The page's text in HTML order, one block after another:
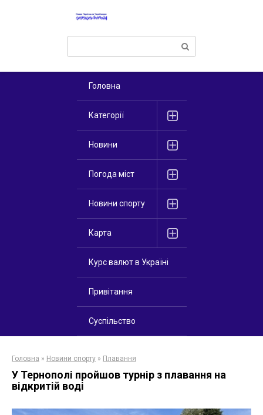
Поиск:
Головна
Категорії
Новини
Погода міст
Новини спорту
Карта
Курс валют в Україні
Привітання
Суспільство
Головна » Новини спорту » Плавання
У Тернополі пройшов турнір з плавання на
відкритій воді